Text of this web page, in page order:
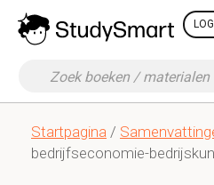
Startpagina /
bedrijfseconomie-